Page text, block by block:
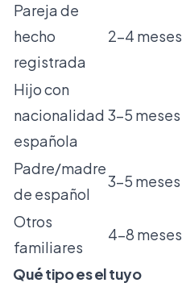
Pareja de
hecho
registrada
2-4 meses
Hijo con
nacionalidad
española
3-5 meses
Padre/madre
de español
3-5 meses
Otros
familiares
4-8 meses
Qué tipo es el tuyo